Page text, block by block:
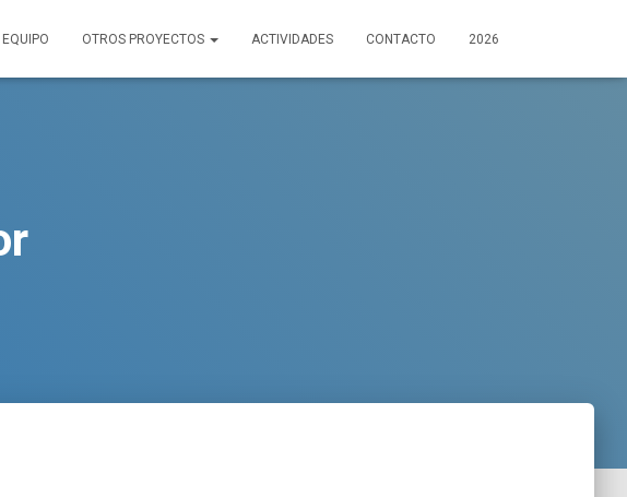
EQUIPO OTROS PROYECTOS ACTIVIDADES CONTACTO 2026